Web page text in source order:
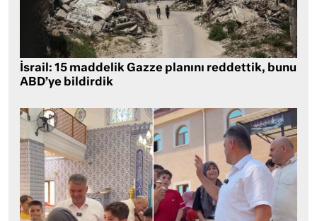
İsrail: 15 maddelik Gazze planını reddettik, bunu
ABD’ye bildirdik